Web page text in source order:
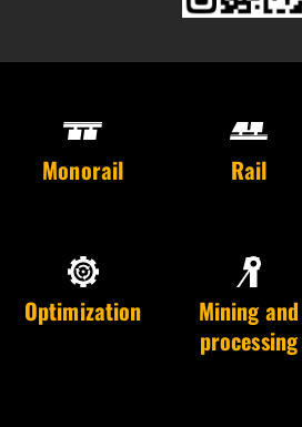
Monorail Rail
Optimization
Mining and
processing